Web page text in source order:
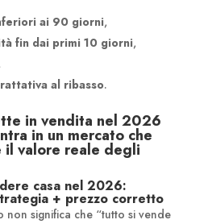
ai 90 giorni,
fin dai primi 10 giorni,
al ribasso.
in vendita nel 2026
in un mercato che
il valore reale degli
casa nel 2026:
+ prezzo corretto
non significa che “tutto si vende